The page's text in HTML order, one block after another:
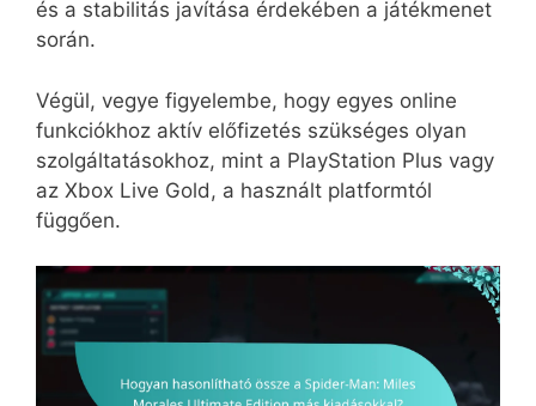
és a stabilitás javítása érdekében a játékmenet
során.
Végül, vegye figyelembe, hogy egyes online
funkciókhoz aktív előfizetés szükséges olyan
szolgáltatásokhoz, mint a PlayStation Plus vagy
az Xbox Live Gold, a használt platformtól
függően.